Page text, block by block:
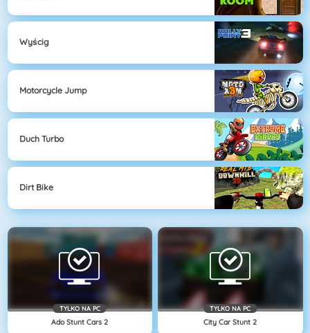
Wyścig
Motorcycle Jump
Duch Turbo
Dirt Bike
TYLKO NA PC
Ado Stunt Cars 2
TYLKO NA PC
City Car Stunt 2